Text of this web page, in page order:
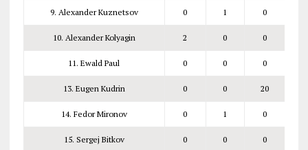
9. Alexander Kuznetsov 0 1 0
10. Alexander Kolyagin 2 0 0
11. Ewald Paul 0 0 0
13. Eugen Kudrin 0 0 20
14. Fedor Mironov 0 1 0
15. Sergej Bitkov 0 0 0